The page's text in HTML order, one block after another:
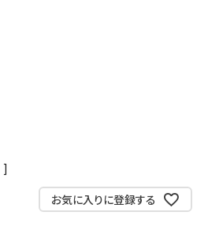
お気に入りに登録する